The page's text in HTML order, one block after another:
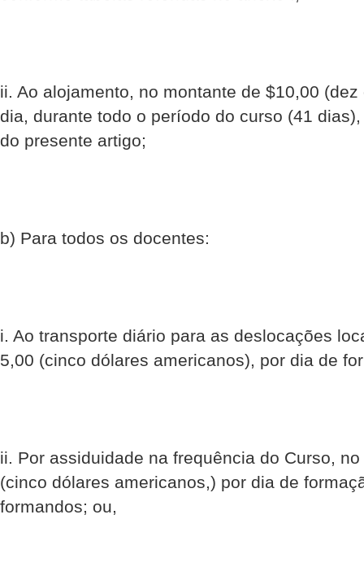
ii. Ao alojamento, no montante de $10,00
dia, durante todo o período do curso (41
do presente artigo;
b) Para todos os docentes:
i. Ao transporte diário para as deslocações
5,00 (cinco dólares americanos), por dia de
ii. Por assiduidade na frequência do Curso,
(cinco dólares americanos,) por dia de
formandos; ou,